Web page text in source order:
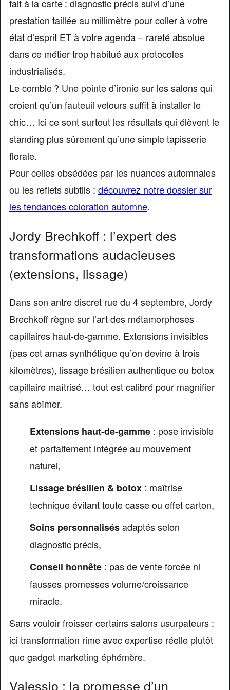
fait à la carte : diagnostic précis suivi d’une
prestation taillée au millimètre pour coller à votre
état d’esprit ET à votre agenda – rareté absolue
dans ce métier trop habitué aux protocoles
industrialisés.
Le comble ? Une pointe d’ironie sur les salons qui
croient qu’un fauteuil velours suffit à installer le
chic… Ici ce sont surtout les résultats qui élèvent le
standing plus sûrement qu’une simple tapisserie
florale.
Pour celles obsédées par les nuances automnales
ou les reflets subtils : découvrez notre dossier sur
les tendances coloration automne.
Jordy Brechkoff : l’expert des
transformations audacieuses
(extensions, lissage)
Dans son antre discret rue du 4 septembre, Jordy
Brechkoff règne sur l’art des métamorphoses
capillaires haut-de-gamme. Extensions invisibles
(pas cet amas synthétique qu’on devine à trois
kilomètres), lissage brésilien authentique ou botox
capillaire maîtrisé… tout est calibré pour magnifier
sans abîmer.
Extensions haut-de-gamme: pose invisible
et parfaitement intégrée au mouvement
naturel,
Lissage brésilien & botox: maîtrise
technique évitant toute casse ou effet carton,
Soins personnalisésadaptés selon
diagnostic précis,
Conseil honnête: pas de vente forcée ni
fausses promesses volume/croissance
miracle.
Sans vouloir froisser certains salons usurpateurs :
ici transformation rime avec expertise réelle plutôt
que gadget marketing éphémère.
Valessio : la promesse d’un